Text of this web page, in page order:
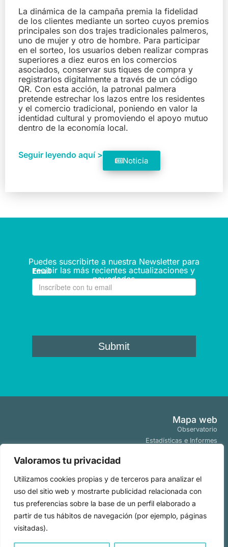
Valoramos tu privacidad
Utilizamos cookies propias y de terceros para analizar el
uso del sitio web y mostrarte publicidad relacionada con
tus preferencias sobre la base de un perfil elaborado a
partir de tus hábitos de navegación (por ejemplo, páginas
visitadas).
La dinámica de la campaña premia la fidelidad
de los clientes mediante un sorteo cuyos premios
principales son dos trajes tradicionales palmeros,
uno de mujer y otro de hombre. Para participar
en el sorteo, los usuarios deben realizar compras
superiores a diez euros en los comercios
asociados, conservar sus tiques de compra y
registrarlos digitalmente a través de un código
QR. Con esta acción, la patronal palmera
pretende estrechar los lazos entre los residentes
y el comercio tradicional, poniendo en valor la
identidad cultural y promoviendo el apoyo mutuo
dentro de la economía local.
Seguir leyendo aquí >
Noticia
Puedes suscribirte a nuestra Newsletter para
recibir las más recientes actualizaciones y
novedades
Mapa web
Observatorio
Estadísticas e Informes
Tendencias
Políticas
Aviso Legal